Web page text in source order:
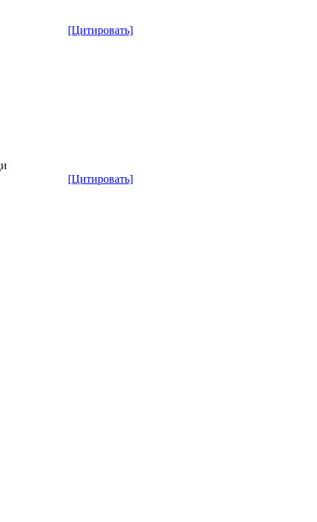
[Цитировать]
[Цитировать]